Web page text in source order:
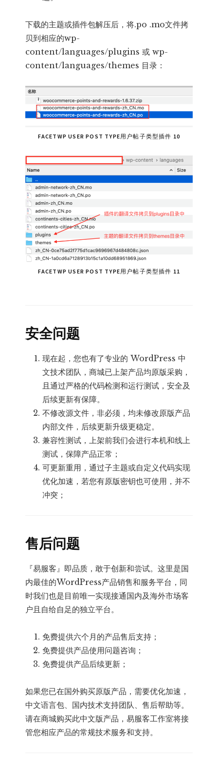
下载的主题或插件包解压后，将.po .mo文件拷
贝到相应的wp-
content/languages/plugins 或 wp-
content/languages/themes 目录：
FACETWP USER POST TYPE用户帖子类型插件 10
FACETWP USER POST TYPE用户帖子类型插件 11
安全问题
现在起，您也有了专业的 WordPress 中
文技术团队，商城已上架产品均原版采购，
且通过严格的代码检测和运行测试，安全及
后续更新有保障。
不修改源文件，非必须，均未修改原版产品
内部文件，后续更新升级更稳定。
兼容性测试，上架前我们会进行本机和线上
测试，保障产品正常；
可更新重用，通过子主题或自定义代码实现
优化加速，若您有原版密钥也可使用，并不
冲突；
售后问题
『易服客』即品质，敢于创新和尝试。这里是国
内最佳的WordPress产品销售和服务平台，同
时我们也是目前唯一实现接通国内及海外市场客
户且自给自足的独立平台。
免费提供六个月的产品售后支持；
免费提供产品使用问题咨询；
免费提供产品后续更新；
如果您已在国外购买原版产品，需要优化加速，
中文语言包、国内技术支持团队、售后帮助等。
请在商城购买此中文版产品，易服客工作室将接
管您相应产品的常规技术服务和支持。